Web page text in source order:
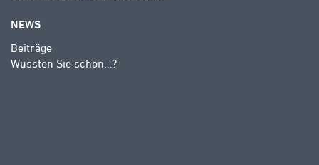
NEWS
Beiträge
Wussten Sie schon…?